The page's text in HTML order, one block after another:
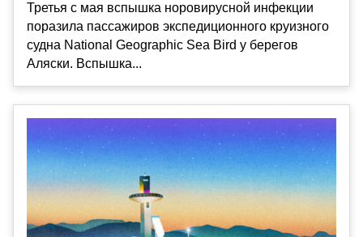
Третья с мая вспышка норовирусной инфекции
поразила пассажиров экспедиционного круизного
судна National Geographic Sea Bird у берегов
Аляски. Вспышка...